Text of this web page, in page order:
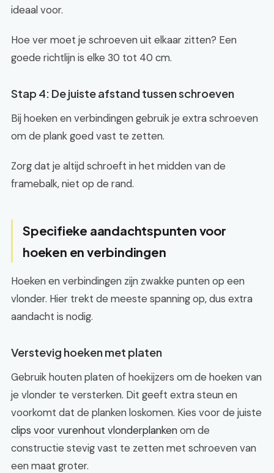
ideaal voor.
Hoe ver moet je schroeven uit elkaar zitten? Een
goede richtlijn is elke 30 tot 40 cm.
Stap 4: De juiste afstand tussen schroeven
Bij hoeken en verbindingen gebruik je extra schroeven
om de plank goed vast te zetten.
Zorg dat je altijd schroeft in het midden van de
framebalk, niet op de rand.
Specifieke aandachtspunten voor
hoeken en verbindingen
Hoeken en verbindingen zijn zwakke punten op een
vlonder. Hier trekt de meeste spanning op, dus extra
aandacht is nodig.
Verstevig hoeken met platen
Gebruik houten platen of hoekijzers om de hoeken van
je vlonder te versterken. Dit geeft extra steun en
voorkomt dat de planken loskomen. Kies voor de juiste
clips voor vurenhout vlonderplankenom de
constructie stevig vast te zetten met schroeven van
een maat groter.